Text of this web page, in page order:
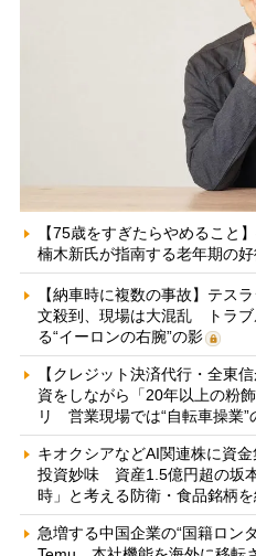
【75歳をすぎたらやめること
楠木新氏が指南する老年期の
【納車時に複数の事故】テス
文殺到、現場は大混乱 トラブ
る“イーロンの右腕”の影
【クレジット決済代行・全東
資をしながら「20年以上の粉
リ 営業現場では“自転車操業”
キオクシアなどAI関連株に資
投資妙味 資産1.5億円超の坂
時」と考える防衛・食品銘柄
急増する中国企業の“国籍ロン